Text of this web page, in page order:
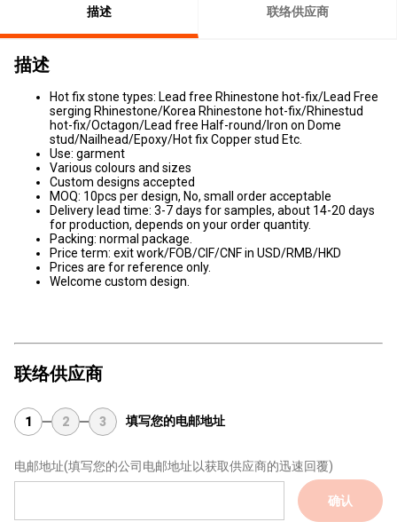
描述 联络供应商
描述
Hot fix stone types: Lead free Rhinestone hot-fix/Lead Free
serging Rhinestone/Korea Rhinestone hot-fix/Rhinestud
hot-fix/Octagon/Lead free Half-round/Iron on Dome
stud/Nailhead/Epoxy/Hot fix Copper stud Etc.
Use: garment
Various colours and sizes
Custom designs accepted
MOQ: 10pcs per design, No, small order acceptable
Delivery lead time: 3-7 days for samples, about 14-20 days
for production, depends on your order quantity.
Packing: normal package.
Price term: exit work/FOB/CIF/CNF in USD/RMB/HKD
Prices are for reference only.
Welcome custom design.
联络供应商
1 2 3 填写您的电邮地址
电邮地址(填写您的公司电邮地址以获取供应商的迅速回覆)
确认